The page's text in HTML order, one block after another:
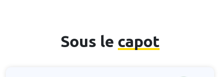
Sous le capot